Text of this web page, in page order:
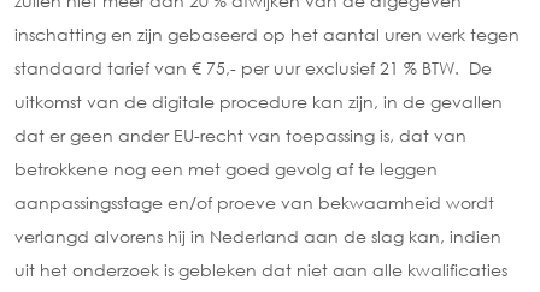
inschatting en zijn gebaseerd op het aantal uren werk tegen
standaard tarief van € 75,- per uur exclusief 21 % BTW. De
uitkomst van de digitale procedure kan zijn, in de gevallen
dat er geen ander EU-recht van toepassing is, dat van
betrokkene nog een met goed gevolg af te leggen
aanpassingsstage en/of proeve van bekwaamheid wordt
verlangd alvorens hij in Nederland aan de slag kan, indien
uit het onderzoek is gebleken dat niet aan alle kwalificaties